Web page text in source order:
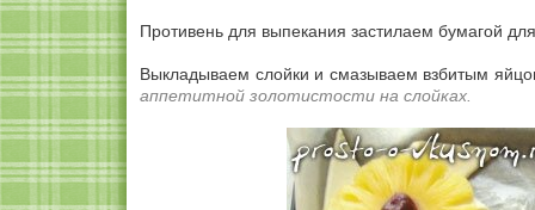
Противень для выпекания застилаем бумагой
Выкладываем слойки и смазываем взбитым
аппетитной золотистости на слойках.